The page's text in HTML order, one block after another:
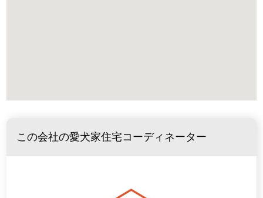
この会社の愛犬家住宅コーディネーター